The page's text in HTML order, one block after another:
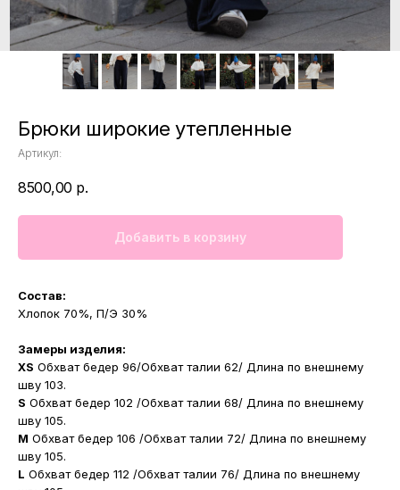
Брюки широкие утепленные
Артикул:
8500,00 р.
Добавить в корзину
Состав:
Хлопок 70%, П/Э 30%
Замеры изделия:
XS Обхват бедер 96/Обхват талии 62/ Длина по внешнему
шву 103.
S Обхват бедер 102 /Обхват талии 68/ Длина по внешнему
шву 105.
M Обхват бедер 106 /Обхват талии 72/ Длина по внешнему
шву 105.
L Обхват бедер 112 /Обхват талии 76/ Длина по внешнему